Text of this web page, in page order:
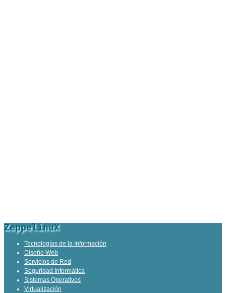
ZeppelinuX
Tecnologías de la Información
Diseño Web
Servicios de Red
Seguridad Informática
Sistemas Operativos
Virtualización